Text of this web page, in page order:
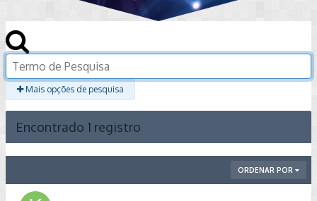
Mais opções de pesquisa
Encontrado 1 registro
ORDENAR POR